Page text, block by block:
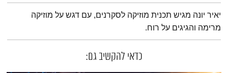
תמצית הפודקאסט
יאיר יונה מגיש תכנית מוזיקה לסקרנים, עם דגש על מוזיקה
מרימה והגיגים על רוח.
כדאי להקשיב גם: